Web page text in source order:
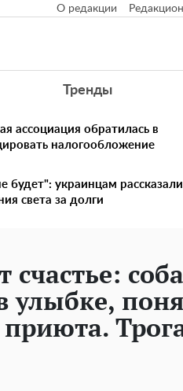
О редакции
Тренды
ассоциация обратилась в
налогообложение
будет": украинцам
света за долги
счастье:
улыбке,